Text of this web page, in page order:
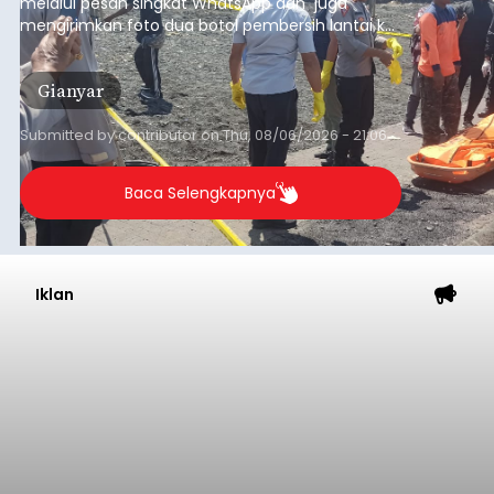
mengirimkan foto dua botol pembersih lantai ke
istrinya.
Gianyar
Submitted bycontributoronThu, 08/06/2026 - 21:06
Baca Selengkapnya
Iklan